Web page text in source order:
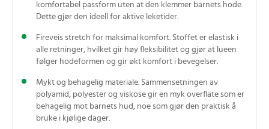
komfortabel passform uten at den klemmer barnets hode.
Dette gjør den ideell for aktive leketider.
Fireveis stretch for maksimal komfort. Stoffet er elastisk i
alle retninger, hvilket gir høy fleksibilitet og gjør at lueen
følger hodeformen og gir økt komfort i bevegelser.
Mykt og behagelig materiale. Sammensetningen av
polyamid, polyester og viskose gir en myk overflate som er
behagelig mot barnets hud, noe som gjør den praktisk å
bruke i kjølige dager.